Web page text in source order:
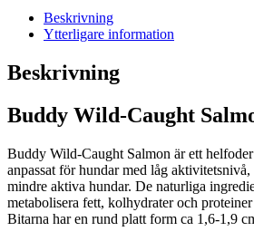
Light
mängd
Beskrivning
Ytterligare information
Beskrivning
Buddy Wild-Caught
Buddy Wild-Caught Salmon är ett
anpassat för hundar med låg
mindre aktiva hundar. De naturliga
metabolisera fett, kolhydrater och
Bitarna har en rund platt form ca 1,6-1,9